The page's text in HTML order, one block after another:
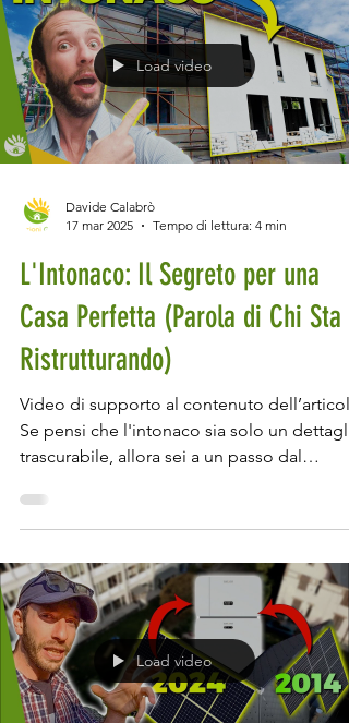
gestione intelligente dell’energi a. Dopo
quasi un anno dalla sua presentazione
ufficial e, abbiamo finalmente avuto
l’opportunità di testarla sul campo. Ma cosa
rende la Anker Solix X1 così speciale rispetto
ai competitor? Scopriamolo
Load video
17 mar 2025
Tempo di lettura: 4 min
L'Intonaco: Il Segreto per una
Casa Perfetta (Parola di Chi Sta
Ristrutturando)
Video di supporto al contenuto
trascurabile, allora sei a un passo dal
commettere un errore che ti costerà caro
negli anni a venire. Perché? Perché questo
strato, apparentemente banale, fa la
differenza tra una casa che dura e una che si
sfalda, tra un ambiente sano e uno pieno di
muffa. E lo dico con cognizione di causa:
ristrutturando casa e sono proprio nella
dell’intonaco. Dopo mesi tra demolizioni,
Load video